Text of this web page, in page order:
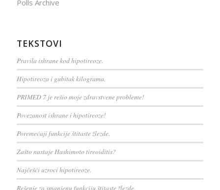
Polls Archive
TEKSTOVI
Pravila ishrane kod hipotireoze.
Hipotireoza i gubitak kilograma.
PRIMED 7 je rešio moje zdravstvene probleme!
Povezanost ishrane i hipotireoze!
Poremećaji funkcije štitaste žlezde.
Zašto nastaje Hashimoto tireoiditis?
Najčešći uzroci hipotireoze.
Rešenje za smanjenu funkciju štitaste žlezde.